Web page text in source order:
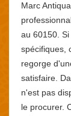
Marc
au 60150.
spécifiques,
regorge
satisfaire.
n'est pas
le procurer.